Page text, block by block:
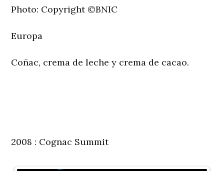
Photo: Copyright ©BNIC
Europa
Coñac, crema de leche y crema de cacao.
2008 : Cognac Summit